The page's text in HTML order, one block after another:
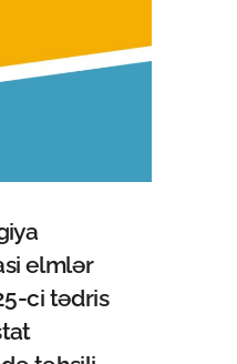
elmlər
ci tədris